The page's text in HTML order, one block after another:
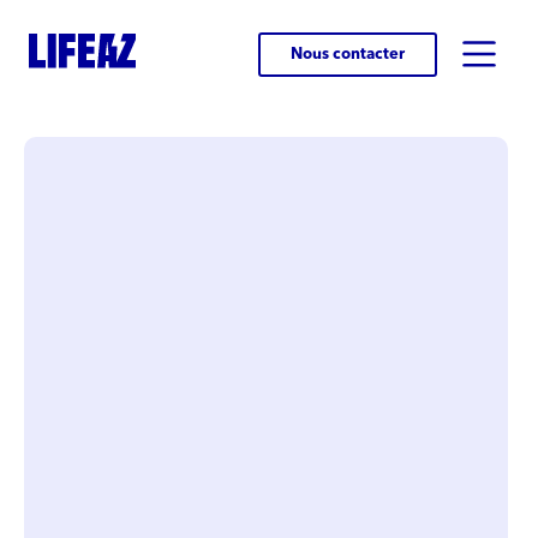
Nous contacter